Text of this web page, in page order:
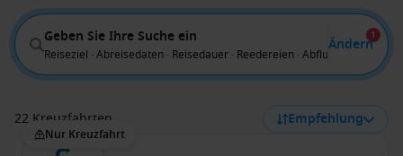
Geben Sie Ihre Suche ein
Reiseziel · Abreisedaten · Reisedauer · Reedereien · Abflug von
Ändern
1
22 Kreuzfahrten Empfehlung
Nur Kreuzfahrt